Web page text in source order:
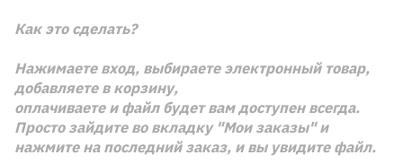
Как это сделать?
Нажимаете вход, выбираете электронный товар,
добавляете в корзину,
оплачиваете и файл будет вам доступен всегда.
Просто зайдите во вкладку "Мои заказы" и
нажмите на последний заказ, и вы увидите файл.